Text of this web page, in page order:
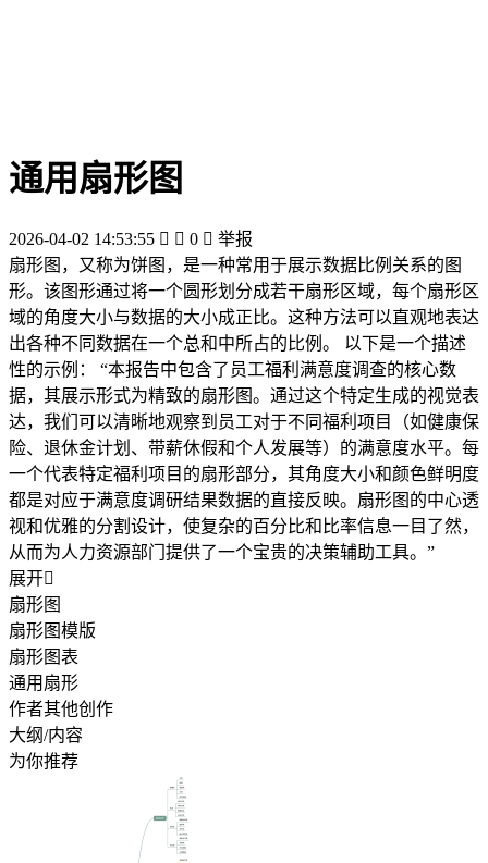
通用扇形图
2026-04-02 14:53:55   0  举报
扇形图，又称为饼图，是一种常用于展示数据比例关系的图
形。该图形通过将一个圆形划分成若干扇形区域，每个扇形区
域的角度大小与数据的大小成正比。这种方法可以直观地表达
出各种不同数据在一个总和中所占的比例。 以下是一个描述
性的示例： “本报告中包含了员工福利满意度调查的核心数
据，其展示形式为精致的扇形图。通过这个特定生成的视觉表
达，我们可以清晰地观察到员工对于不同福利项目（如健康保
险、退休金计划、带薪休假和个人发展等）的满意度水平。每
一个代表特定福利项目的扇形部分，其角度大小和颜色鲜明度
都是对应于满意度调研结果数据的直接反映。扇形图的中心透
视和优雅的分割设计，使复杂的百分比和比率信息一目了然，
从而为人力资源部门提供了一个宝贵的决策辅助工具。”
展开
扇形图
扇形图模版
扇形图表
通用扇形
作者其他创作
大纲/内容
为你推荐